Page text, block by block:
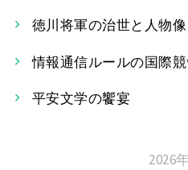
ー
シ
ョ
徳川将軍の治世と人物像
情報通信ルールの国際
平安文学の饗宴
2026